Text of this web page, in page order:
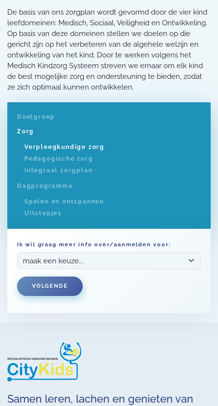
De basis van ons zorgplan wordt gevormd door de vier kind
leefdomeinen: Medisch, Sociaal, Veiligheid en Ontwikkeling.
Op basis van deze domeinen stellen we doelen op die
gericht zijn op het verbeteren van de algehele welzijn en
ontwikkeling van het kind. Door te werken volgens het
Medisch Kindzorg Systeem streven we ernaar om elk kind
de best mogelijke zorg en ondersteuning te bieden, zodat
ze zich optimaal kunnen ontwikkelen.
Doelgroep
Zorg
Verpleegkundige zorg
Pedagogische zorg
Integraal zorgplan
Dagprogramma
Spelen en ontspannen
Uitstapjes
Ik wil graag meer info over/aanmelden voor:
VOLGENDE
Samen leren, lachen en genieten van